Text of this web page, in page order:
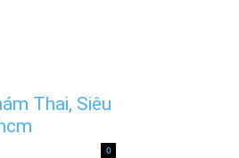
Thai, Siêu
0